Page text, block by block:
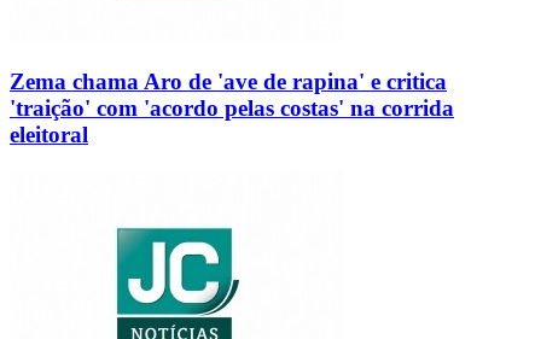
Zema chama Aro de 'ave de rapina' e critica
'traição' com 'acordo pelas costas' na corrida
eleitoral